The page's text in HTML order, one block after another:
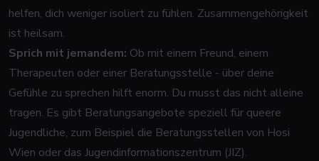
helfen, dich weniger isoliert zu fühlen. Zusammengehörigkeit
ist heilsam.
Sprich mit jemandem: Ob mit einem Freund, einem
Therapeuten oder einer Beratungsstelle - über deine
Gefühle zu sprechen hilft enorm. Du musst das nicht alleine
tragen. Es gibt Beratungsangebote speziell für queere
Jugendliche, zum Beispiel die Beratungsstellen von Hosi
Wien oder das Jugendinformationszentrum (JIZ).